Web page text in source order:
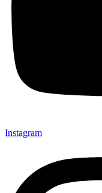
Instagram